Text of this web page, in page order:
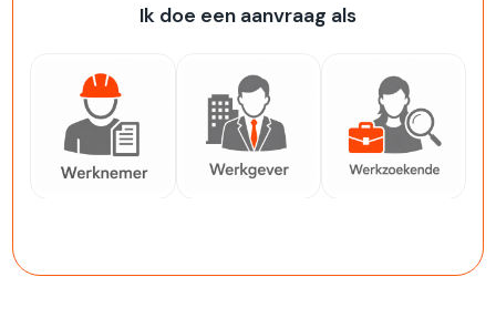
Ik doe een aanvraag als